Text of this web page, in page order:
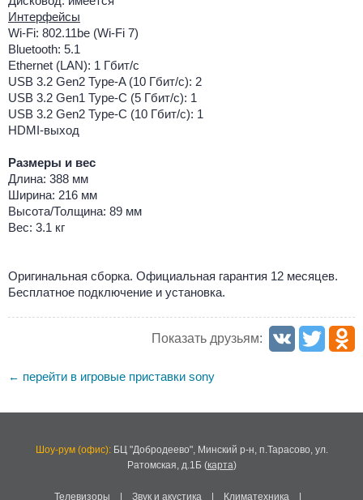
Интерфейсы
Wi-Fi: 802.11be (Wi-Fi 7)
Bluetooth: 5.1
Ethernet (LAN): 1 Гбит/с
USB 3.2 Gen2 Type-A (10 Гбит/с): 2
USB 3.2 Gen1 Type-C (5 Гбит/с): 1
USB 3.2 Gen2 Type-C (10 Гбит/с): 1
HDMI-выход
Размеры и вес
Длина: 388 мм
Ширина: 216 мм
Высота/Толщина: 89 мм
Вес: 3.1 кг
Оригинальная сборка. Официальная гарантия 12 месяцев.
Бесплатное подключение и установка.
Показать друзьям:
← перейти в игровые приставки sony
Шоу-рум (офис):БЦ "Добродеево", Минский р-н, п.Тарасово, ул.
Ратомская, д.1Б(карта)
Телевизоры Звук и акустика Климатехника